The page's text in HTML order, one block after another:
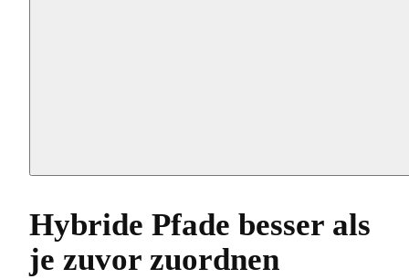
Hybride Pfade besser als
je zuvor zuordnen